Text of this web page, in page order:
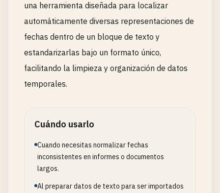
una herramienta diseñada para localizar
automáticamente diversas representaciones de
fechas dentro de un bloque de texto y
estandarizarlas bajo un formato único,
facilitando la limpieza y organización de datos
temporales.
Cuándo usarlo
Cuando necesitas normalizar fechas
inconsistentes en informes o documentos
largos.
Al preparar datos de texto para ser importados